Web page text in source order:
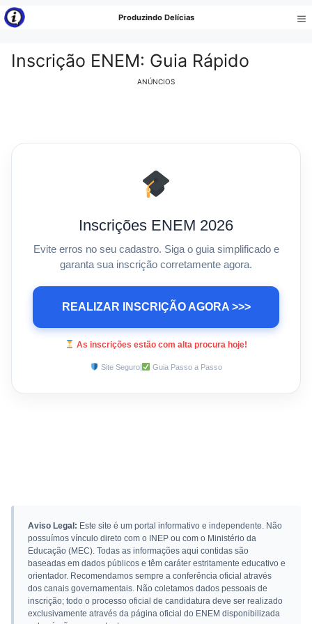
Pular
para
conteúdo
Produzindo Delícias
Inscrição ENEM: Guia Rápido
ANÚNCIOS
Inscrições ENEM 2026
Evite erros no seu cadastro. Siga o guia simplificado e
garanta sua inscrição corretamente agora.
REALIZAR INSCRIÇÃO AGORA >>>
As inscrições estão com alta procura hoje!
Site Seguro| Guia Passo a Passo
Aviso Legal: Este site é um portal informativo e independente. Não
possuímos vínculo direto com o INEP ou com o Ministério da
Educação (MEC). Todas as informações aqui contidas são
baseadas em dados públicos e têm caráter estritamente educativo e
orientador. Recomendamos sempre a conferência oficial através
dos canais governamentais. Não coletamos dados pessoais de
inscrição; todo o processo oficial de candidatura deve ser realizado
exclusivamente através da página oficial do ENEM disponibilizada